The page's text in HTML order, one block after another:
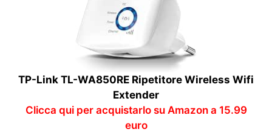
TP-Link TL-WA850RE Ripetitore Wireless Wifi
Extender
Clicca qui per acquistarlo su Amazon a 15.99
euro